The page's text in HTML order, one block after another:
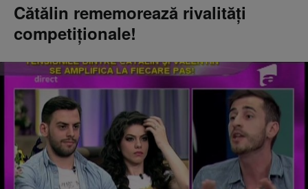
Cătălin rememorează rivalități
competiționale!